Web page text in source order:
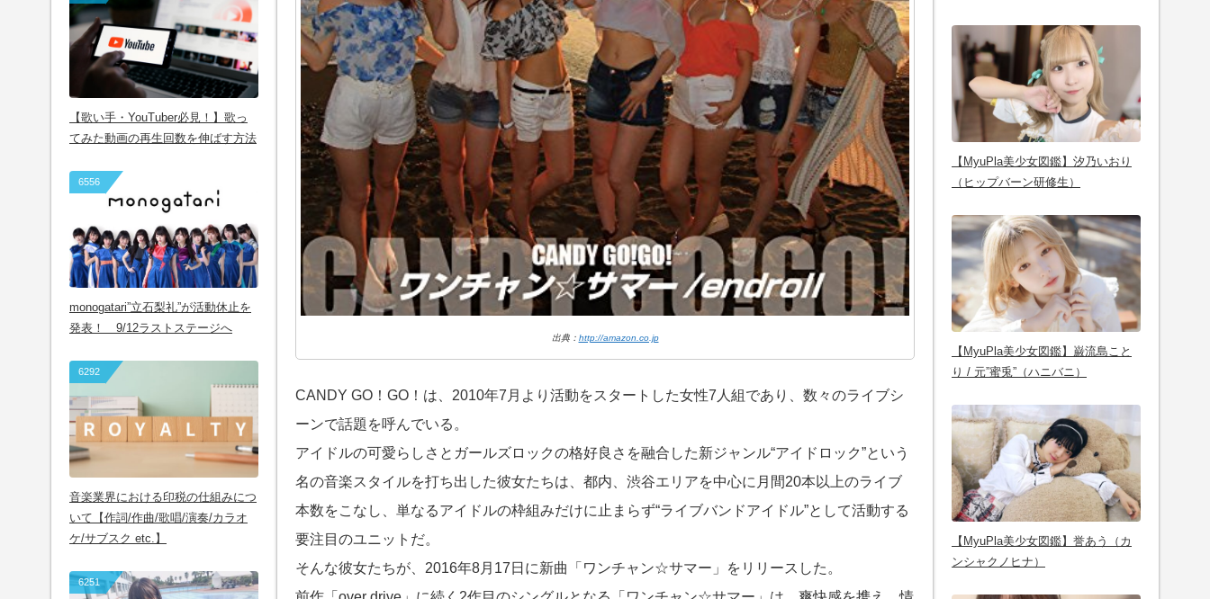
出典： http://amazon.co.jp
CANDY GO！GO！は、2010年7月より活動をスタートした女性7人組であり、数々のライブシ
ーンで話題を呼んでいる。
アイドルの可愛らしさとガールズロックの格好良さを融合した新ジャンル“アイドロック”という
名の音楽スタイルを打ち出した彼女たちは、都内、渋谷エリアを中心に月間20本以上のライブ
本数をこなし、単なるアイドルの枠組みだけに止まらず“ライブバンドアイドル”として活動する
要注目のユニットだ。
そんな彼女たちが、2016年8月17日に新曲「ワンチャン☆サマー」をリリースした。
【歌い手・YouTuber必見！】歌っ
てみた動画の再生回数を伸ばす方法
6556
monogatari”立石梨礼”が活動休止を
発表！ 9/12ラストステージへ
6292
音楽業界における印税の仕組みにつ
いて【作詞/作曲/歌唱/演奏/カラオ
ケ/サブスク etc.】
6251
【MyuPla美少女図鑑】汐乃いおり
（ヒップバーン研修生）
【MyuPla美少女図鑑】巌流島こと
り / 元”蜜兎”（ハニバニ）
【MyuPla美少女図鑑】誉あう（カ
ンシャクノヒナ）